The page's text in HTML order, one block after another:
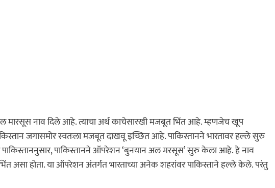
मारसूस नाव दिले आहे. त्याचा अर्थ काचेसारखी मजबूत भिंत आहे. म्हणजेच खूप
जगासमोर स्वतःला मजबूत दाखवू इच्छित आहे. पाकिस्तानने भारतावर हल्ले सुरु
पाकिस्तानने ऑपरेशन ‘बुनयान अल मरसूस’ सुरु केला आहे. हे नाव
होता. या ऑपरेशन अंतर्गत भारताच्या अनेक शहरांवर पाकिस्ताने हल्ले केले. परंतु